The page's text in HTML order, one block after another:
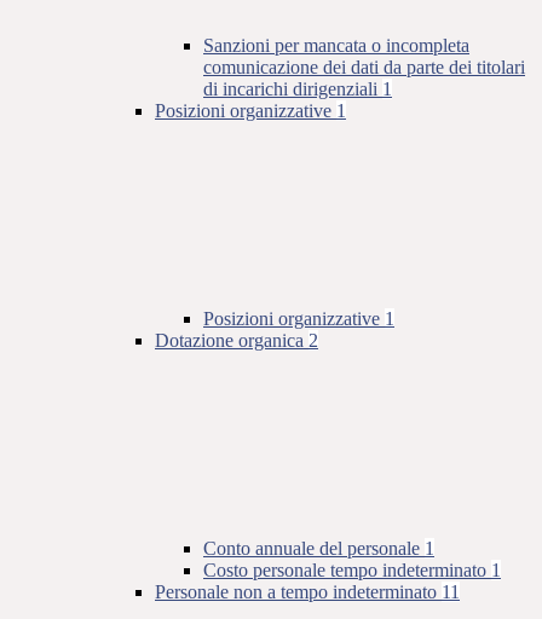
Sanzioni per mancata o incompleta
comunicazione dei dati da parte dei titolari
di incarichi dirigenziali 1
Posizioni organizzative 1
Posizioni organizzative 1
Dotazione organica 2
Conto annuale del personale 1
Costo personale tempo indeterminato 1
Personale non a tempo indeterminato 11